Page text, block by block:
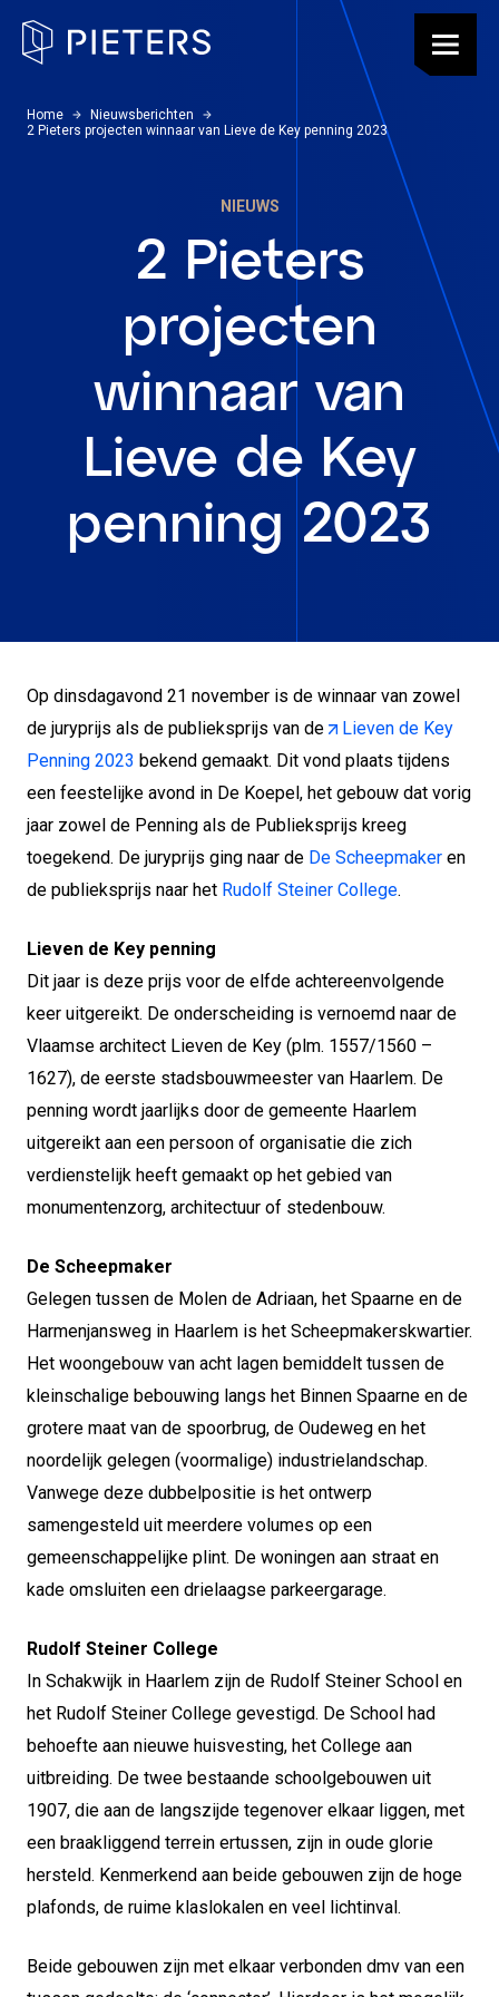
Pieters, terug naar de homepagina
Menu
U bevindt zich hier:
Home
Nieuwsberichten
2 Pieters projecten winnaar van Lieve de Key penning 2023
NIEUWS
2 Pieters
projecten
winnaar van
Lieve de Key
penning 2023
Op dinsdagavond 21 november is de winnaar van zowel
de juryprijs als de publieksprijs van de
Lieven de Key
Penning 2023 bekend gemaakt. Dit vond plaats tijdens
een feestelijke avond in De Koepel, het gebouw dat vorig
jaar zowel de Penning als de Publieksprijs kreeg
toegekend. De juryprijs ging naar de De Scheepmaker en
de publieksprijs naar het Rudolf Steiner College.
Lieven de Key penning
Dit jaar is deze prijs voor de elfde achtereenvolgende
keer uitgereikt. De onderscheiding is vernoemd naar de
Vlaamse architect Lieven de Key (plm. 1557/1560 –
1627), de eerste stadsbouwmeester van Haarlem. De
penning wordt jaarlijks door de gemeente Haarlem
uitgereikt aan een persoon of organisatie die zich
verdienstelijk heeft gemaakt op het gebied van
monumentenzorg, architectuur of stedenbouw.
De Scheepmaker
Gelegen tussen de Molen de Adriaan, het Spaarne en de
Harmenjansweg in Haarlem is het Scheepmakerskwartier.
Het woongebouw van acht lagen bemiddelt tussen de
kleinschalige bebouwing langs het Binnen Spaarne en de
grotere maat van de spoorbrug, de Oudeweg en het
noordelijk gelegen (voormalige) industrielandschap.
Vanwege deze dubbelpositie is het ontwerp
samengesteld uit meerdere volumes op een
gemeenschappelijke plint. De woningen aan straat en
kade omsluiten een drielaagse parkeergarage.
Rudolf Steiner College
In Schakwijk in Haarlem zijn de Rudolf Steiner School en
het Rudolf Steiner College gevestigd. De School had
behoefte aan nieuwe huisvesting, het College aan
uitbreiding. De twee bestaande schoolgebouwen uit
1907, die aan de langszijde tegenover elkaar liggen, met
een braakliggend terrein ertussen, zijn in oude glorie
hersteld. Kenmerkend aan beide gebouwen zijn de hoge
plafonds, de ruime klaslokalen en veel lichtinval.
Beide gebouwen zijn met elkaar verbonden dmv van een